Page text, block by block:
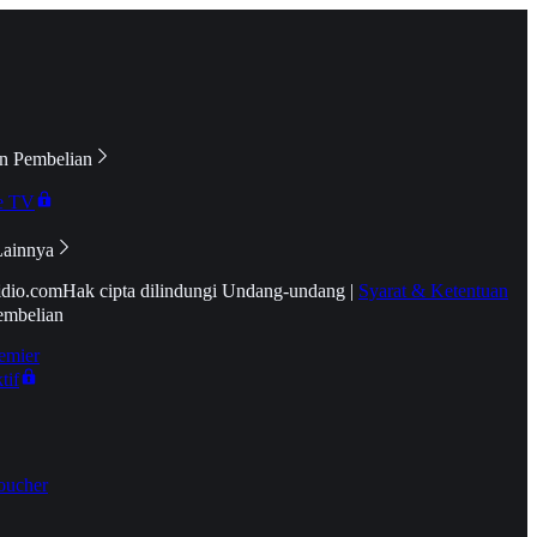
Pembelian
TV
Hak cipta dilindungi Undang-undang | Syarat & Ketentuan